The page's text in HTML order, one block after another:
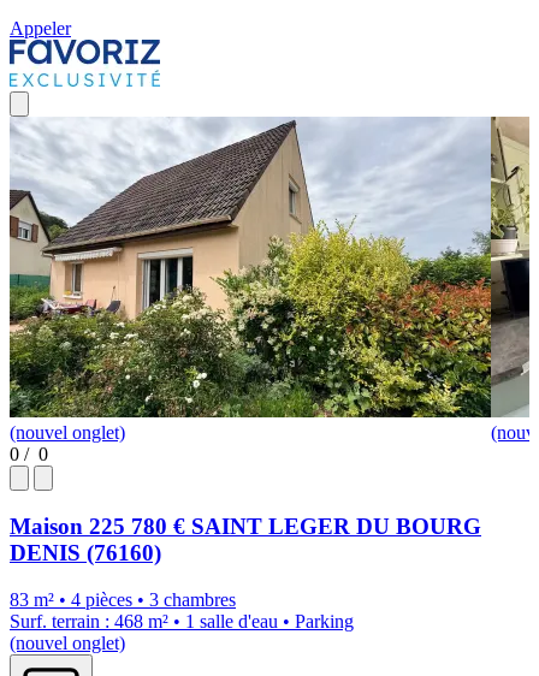
Appeler
(nouvel onglet)
0 / 0
Maison 225 780 € SAINT LEGER DU BOURG
DENIS (76160)
83 m² • 4 pièces • 3 chambres
Surf. terrain : 468 m² • 1 salle d'eau • Parking
(nouvel onglet)